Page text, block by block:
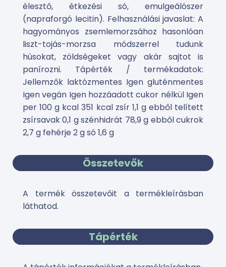
élesztő, étkezési só, emulgeálószer
(napraforgó lecitin). Felhasználási javaslat: A
hagyományos zsemlemorzsához hasonlóan
liszt-tojás-morzsa módszerrel tudunk
húsokat, zöldségeket vagy akár sajtot is
panírozni. Tápérték / termékadatok:
Jellemzők laktózmentes Igen gluténmentes
Igen vegán Igen hozzáadott cukor nélkül Igen
per 100 g kcal 351 kcal zsír 1,1 g ebből telített
zsírsavak 0,1 g szénhidrát 78,9 g ebből cukrok
2,7 g fehérje 2 g só 1,6 g
Összetevők
A termék összetevőit a termékleírásban
láthatod.
Tápérték